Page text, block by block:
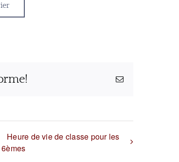
Email
Heure de vie de classe pour les
6èmes